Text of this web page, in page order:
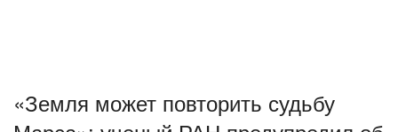
«Земля может повторить судьбу